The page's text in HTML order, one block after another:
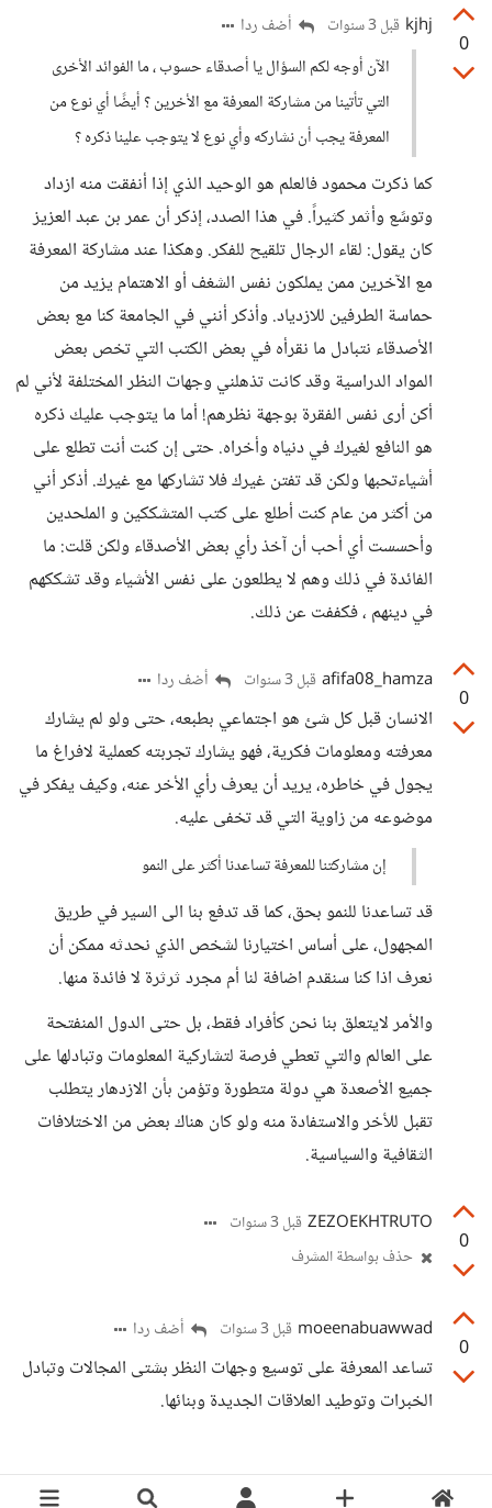
0
kjhj قبل 3 سنوات
أضف ردا
الآن أوجه لكم السؤال يا أصدقاء حسوب ، ما الفوائد الأخرى
التي تأتينا من مشاركة المعرفة مع الأخرين ؟ أيضًا أي نوع من
المعرفة يجب أن نشاركه وأي نوع لا يتوجب علينا ذكره ؟
كما ذكرت محمود فالعلم هو الوحيد الذي إذا أنفقت منه ازداد
وتوسًع وأثمر كثيراً. في هذا الصدد، إذكر أن عمر بن عبد العزيز
كان يقول: لقاء الرجال تلقيح للفكر. وهكذا عند مشاركة المعرفة
مع الآخرين ممن يملكون نفس الشغف أو الاهتمام يزيد من
حماسة الطرفين للازدياد. وأذكر أنني في الجامعة كنا مع بعض
الأصدقاء نتبادل ما نقرأه في بعض الكتب التي تخص بعض
المواد الدراسية وقد كانت تذهلني وجهات النظر المختلفة لأني لم
أكن أرى نفس الفقرة بوجهة نظرهم! أما ما يتوجب عليك ذكره
هو النافع لغيرك في دنياه وأخراه. حتى إن كنت أنت تطلع على
أشياءتحبها ولكن قد تفتن غيرك فلا تشاركها مع غيرك. أذكر أني
من أكثر من عام كنت أطلع على كتب المتشككين و الملحدين
وأحسست أي أحب أن آخذ رأي بعض الأصدقاء ولكن قلت: ما
الفائدة في ذلك وهم لا يطلعون على نفس الأشياء وقد تشككهم
في دينهم ، فكففت عن ذلك.
0
afifa08_hamza قبل 3 سنوات أضف ردا
الانسان قبل كل شئ هو اجتماعي بطبعه، حتى ولو لم يشارك
معرفته ومعلومات فكرية، فهو يشارك تجربته كعملية لافراغ ما
يجول في خاطره، يريد أن يعرف رأي الأخر عنه، وكيف يفكر في
موضوعه من زاوية التي قد تخفى عليه.
إن مشاركتنا للمعرفة تساعدنا أكثر على النمو
قد تساعدنا للنمو بحق، كما قد تدفع بنا الى السير في طريق
المجهول، على أساس اختيارنا لشخص الذي نحدثه ممكن أن
نعرف اذا كنا سنقدم اضافة لنا أم مجرد ثرثرة لا فائدة منها.
والأمر لايتعلق بنا نحن كأفراد فقط، بل حتى الدول المنفتحة
على العالم والتي تعطي فرصة لتشاركية المعلومات وتبادلها على
جميع الأصعدة هي دولة متطورة وتؤمن بأن الازدهار يتطلب
تقبل للأخر والاستفادة منه ولو كان هناك بعض من الاختلافات
الثقافية والسياسية.
0
ZEZOEKHTRUTO قبل 3 سنوات
حذف بواسطة المشرف
0
moeenabuawwad قبل 3 سنوات أضف ردا
تساعد المعرفة على توسيع وجهات النظر بشتى المجالات وتبادل
الخبرات وتوطيد العلاقات الجديدة وبنائها.